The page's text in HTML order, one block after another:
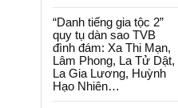
“Danh tiếng gia tộc 2”
quy tụ dàn sao TVB
đình đám: Xa Thi Mạn,
Lâm Phong, La Tử Dật,
La Gia Lương, Huỳnh
Hạo Nhiên…